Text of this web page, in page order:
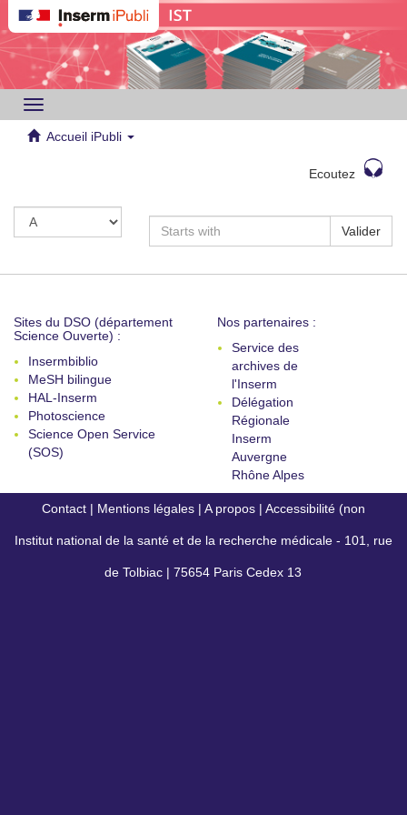
Toggle
navigation
Accueil iPubli
Ecoutez
Valider
Sites du DSO (département
Science Ouverte) :
Insermbiblio
MeSH bilingue
HAL-Inserm
Photoscience
Science Open Service
(SOS)
Nos partenaires :
Service des
archives de
l'Inserm
Délégation
Régionale
Inserm
Auvergne
Rhône Alpes
Contact | Mentions légales | A propos | Accessibilité (non
conforme)
Institut national de la santé et de la recherche médicale - 101, rue
de Tolbiac | 75654 Paris Cedex 13